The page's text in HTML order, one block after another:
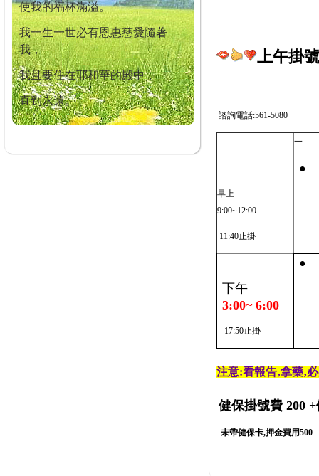
使我的福杯滿溢。
我一生一世必有恩惠慈愛隨著
我，
我且要住在耶和華的殿中，
直到永遠。
上午掛
諮詢電話:561-5080
一
早上
9:00~12:00
11:40止掛
●
下午
3:00~ 6:00
17:50止掛
●
注意:看報告‚拿藥‚
健保掛號費 200 +
未帶健保卡,押金費用500